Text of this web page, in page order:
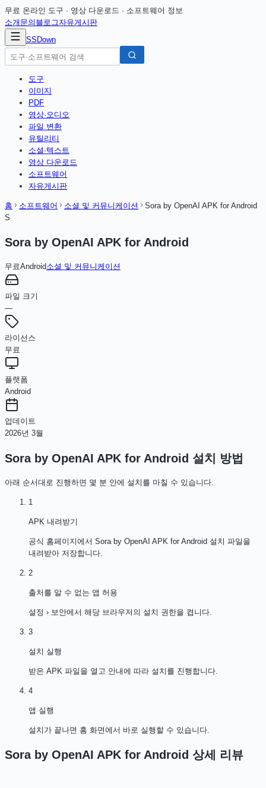
무료 온라인 도구 · 영상 다운로드 · 소프트웨어 정보
소개 문의 블로그자유게시판
SSDown
도구
이미지
PDF
영상·오디오
파일 변환
유틸리티
소셜·텍스트
영상 다운로드
소프트웨어
자유게시판
홈 소프트웨어 소셜 및 커뮤니케이션
Sora by OpenAI APK for Android
S
Sora by OpenAI APK for Android
무료Android소셜 및 커뮤니케이션
파일 크기
—
라이선스
무료
플랫폼
Android
업데이트
2026년 3월
Sora by OpenAI APK for Android 설치 방법
아래 순서대로 진행하면 몇 분 안에 설치를 마칠 수 있습니다.
1
APK 내려받기
공식 홈페이지에서 Sora by OpenAI APK for Android 설치 파일을
내려받아 저장합니다.
2
출처를 알 수 없는 앱 허용
설정 › 보안에서 해당 브라우저의 설치 권한을 켭니다.
3
설치 실행
받은 APK 파일을 열고 안내에 따라 설치를 진행합니다.
4
앱 실행
설치가 끝나면 홈 화면에서 바로 실행할 수 있습니다.
Sora by OpenAI APK for Android 상세 리뷰